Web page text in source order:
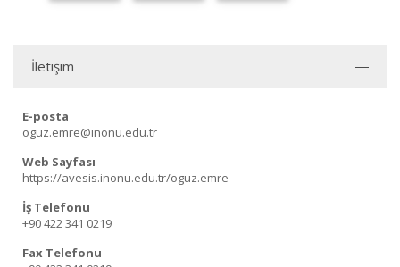
İletişim
E-posta
oguz.emre@inonu.edu.tr
Web Sayfası
https://avesis.inonu.edu.tr/oguz.emre
İş Telefonu
+90 422 341 0219
Fax Telefonu